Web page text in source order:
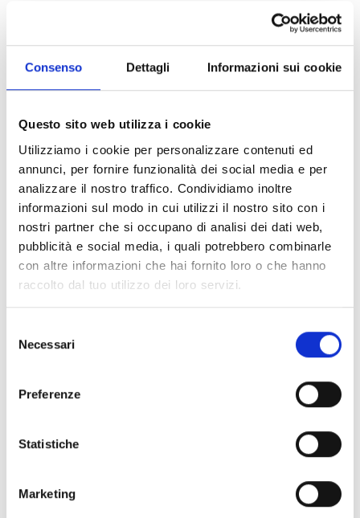
Consenso Dettagli Informazioni sui cookie
Questo sito web utilizza i cookie
Utilizziamo i cookie per personalizzare contenuti ed
annunci, per fornire funzionalità dei social media e per
analizzare il nostro traffico. Condividiamo inoltre
informazioni sul modo in cui utilizzi il nostro sito con i
nostri partner che si occupano di analisi dei dati web,
pubblicità e social media, i quali potrebbero combinarle
con altre informazioni che hai fornito loro o che hanno
raccolto dal tuo utilizzo dei loro servizi.
delNecessari
Preferenze
Statistiche
Marketing
WHISTLEBLOWING
OUR APP
MOLINO CASILLO, IN YOUR
SMARTPHONE.